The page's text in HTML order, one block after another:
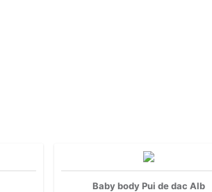
Baby body Pui de dac Alb